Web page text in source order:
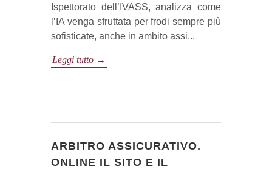
Ispettorato dell’IVASS, analizza come
l’IA venga sfruttata per frodi sempre più
sofisticate, anche in ambito assi...
Leggi tutto →
ARBITRO ASSICURATIVO.
ONLINE IL SITO E IL